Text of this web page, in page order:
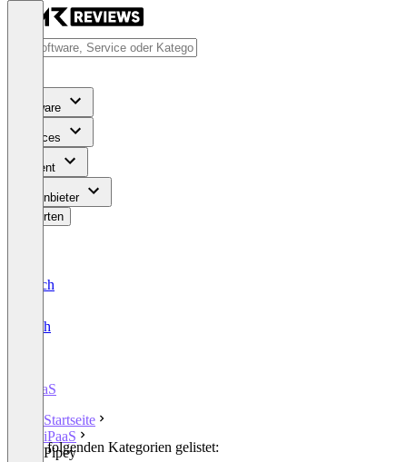
Software
Services
Content
Für Anbieter
Bewerten
Deutsch
English
iPaaS
Startseite
iPaaS
Pipey
In den folgenden Kategorien gelistet: